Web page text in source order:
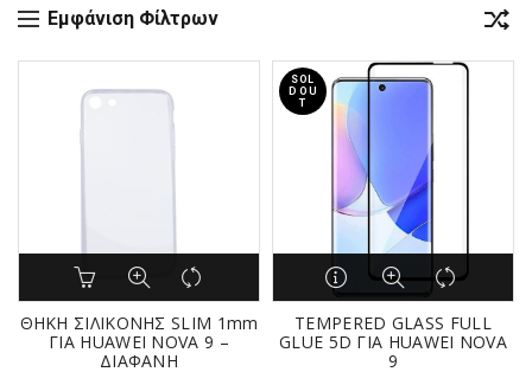
Εμφάνιση Φίλτρων
ΘΗΚΗ ΣΙΛΙΚΟΝΗΣ SLIM 1mm
ΓΙΑ HUAWEI NOVA 9 –
ΔΙΑΦΑΝΗ
SOL
D OU
T
TEMPERED GLASS FULL
GLUE 5D ΓΙΑ HUAWEI NOVA
9